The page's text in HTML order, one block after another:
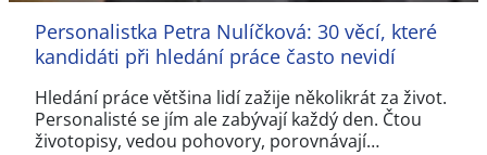
Personalistka Petra Nulíčková: 30 věcí, které
kandidáti při hledání práce často nevidí
Hledání práce většina lidí zažije několikrát za život.
Personalisté se jím ale zabývají každý den. Čtou
životopisy, vedou pohovory, porovnávají…